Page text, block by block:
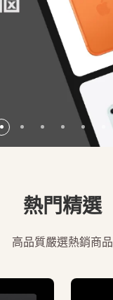
熱門精選
高品質嚴選熱銷商品